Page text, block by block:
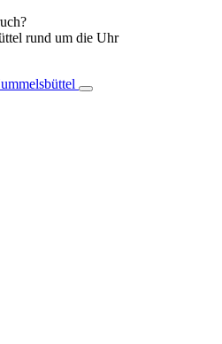
rund um die Uhr